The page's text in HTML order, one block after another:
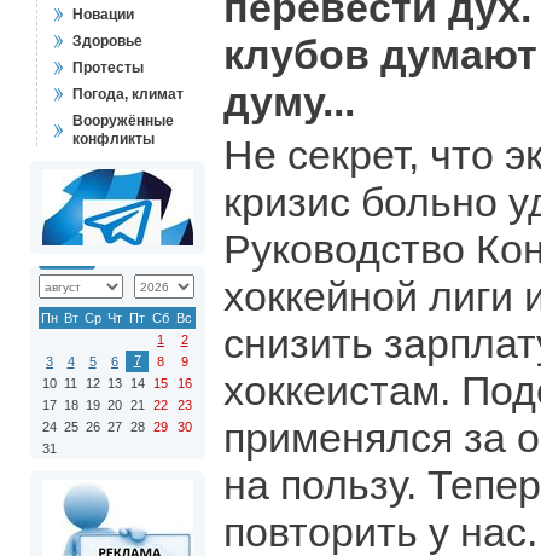
Новации
Здоровье
Протесты
Погода, климат
Вооружённые
конфликты
Пн Вт Ср Чт Пт Сб Вс
1
2
3
4 5 6 7 8
9
10 11 12 13 14 15
16
17 18 19 20 21 22
23
24 25 26 27 28 29
30
31
клубов
думу...
Не секрет, что
кризис больно
Руководство
хоккейной лиги
снизить
хоккеистам.
применялся за
на пользу.
повторить у нас.